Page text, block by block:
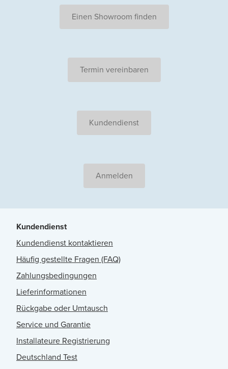
Einen Showroom finden
Termin vereinbaren
Kundendienst
Anmelden
Kundendienst
Kundendienst kontaktieren
Häufig gestellte Fragen (FAQ)
Zahlungsbedingungen
Lieferinformationen
Rückgabe oder Umtausch
Service und Garantie
Installateure Registrierung
Deutschland Test